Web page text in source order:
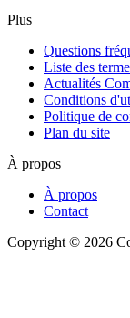
Plus
Questions
Liste des
Actualités
Conditions
Politique de
Plan du site
À propos
À propos
Contact
Copyright © 2026